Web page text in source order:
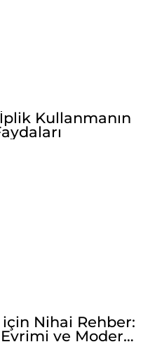
Kullanmanın
için Nihai Rehber:
ve Modern